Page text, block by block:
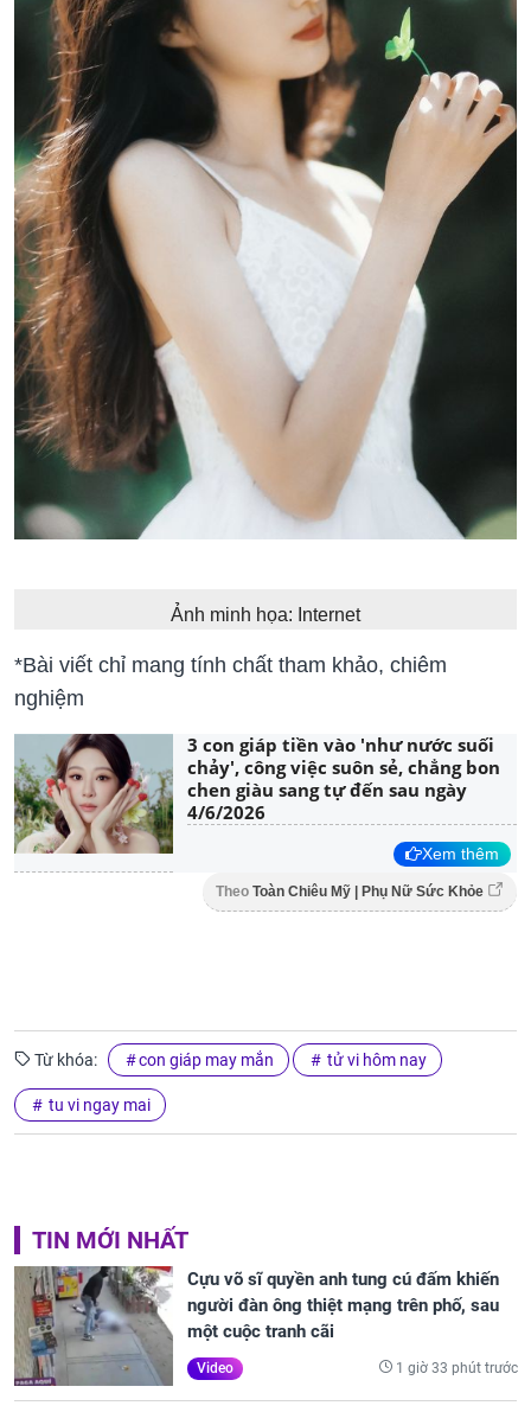
Ảnh minh họa: Internet
*Bài viết chỉ mang tính chất tham khảo, chiêm
nghiệm
3 con giáp tiền vào 'như nước suối
chảy', công việc suôn sẻ, chẳng bon
chen giàu sang tự đến sau ngày
4/6/2026
Xem thêm
Theo Toàn Chiêu Mỹ | Phụ Nữ Sức Khỏe
Từ khóa: con giáp may mắn tử vi hôm nay
tu vi ngay mai
TIN MỚI NHẤT
Cựu võ sĩ quyền anh tung cú đấm khiến
người đàn ông thiệt mạng trên phố, sau
một cuộc tranh cãi
Video 1 giờ 33 phút trước